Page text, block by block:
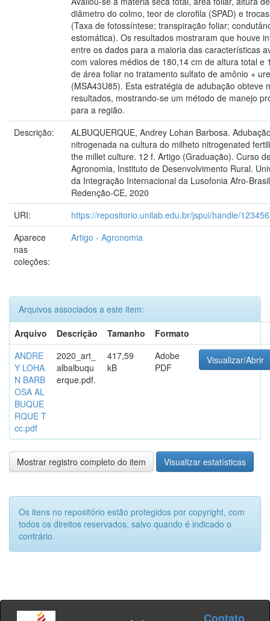
diâmetro do colmo, teor de clorofila (SPAD) e
(Taxa de fotossíntese; transpiração foliar;
estomática). Os resultados mostraram que houve
entre os dados para a maioria das características
com valores médios de 180,14 cm de altura total e
de área foliar no tratamento sulfato de amônio +
(MSA43U85). Esta estratégia de adubação obteve
resultados, mostrando-se um método de manejo
para a região.
Descrição:
ALBUQUERQUE, Andrey Lohan Barbosa.
nitrogenada na cultura do milheto nitrogenated
the millet culture. 12 f. Artigo (Graduação). Curso
Agronomia, Instituto de Desenvolvimento Rural.
da Integração Internacional da Lusofonia Afro-
Redenção-CE, 2020
URI:
https://repositorio.unilab.edu.br/jspui/handle/
Aparece
nas
coleções:
Artigo - Agronomia
Arquivos associados a este item:
Arquivo
Descrição Tamanho
Formato
ANDRE
Y LOHA
N BARB
OSA AL
BUQUE
RQUE T
cc.pdf
2020_art_
albalbuqu
erque.pdf.
417,59
kB
Adobe
PDF
Visualizar/Abrir
Mostrar registro completo do item Visualizar estatísticas
Os itens no repositório estão protegidos por copyright, com
todos os direitos reservados, salvo quando é indicado o
contrário.